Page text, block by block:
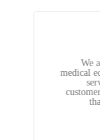
We
medical